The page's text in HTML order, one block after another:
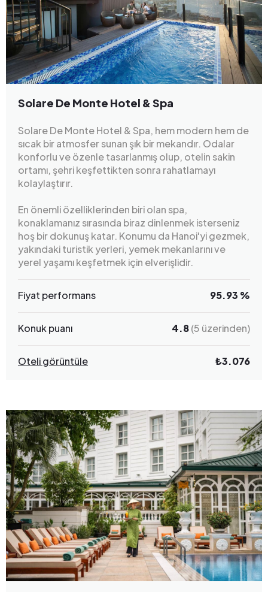
Solare De Monte Hotel & Spa
Solare De Monte Hotel & Spa, hem modern hem de
sıcak bir atmosfer sunan şık bir mekandır. Odalar
konforlu ve özenle tasarlanmış olup, otelin sakin
ortamı, şehri keşfettikten sonra rahatlamayı
kolaylaştırır.
En önemli özelliklerinden biri olan spa,
konaklamanız sırasında biraz dinlenmek isterseniz
hoş bir dokunuş katar. Konumu da Hanoi'yi gezmek,
yakındaki turistik yerleri, yemek mekanlarını ve
yerel yaşamı keşfetmek için elverişlidir.
Fiyat performans 95.93 %
Konuk puanı 4.8(5 üzerinden)
Oteli görüntüle ₺3.076